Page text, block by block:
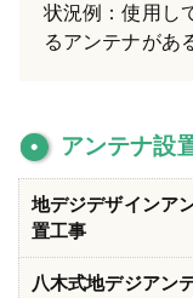
状況例：使用し
るアンテナがあ
アンテナ設
地デジデザインア
置工事
八木式地デジアン